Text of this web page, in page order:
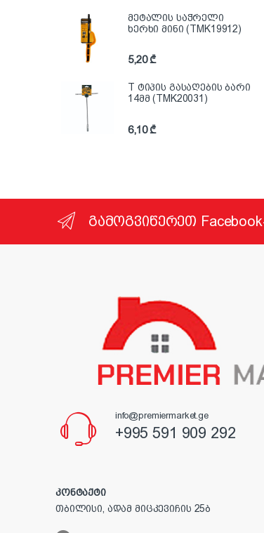
მეტალის საჭრელი
ხერხი მინი (TMK19912)
5,20₾
T ტიპის გასაღების ბარი
14მმ (TMK20031)
6,10₾
გამოგვიწერეთ
info@premiermarket.ge
+995 591 909 292
კონტაქტი
თბილისი, ადამ მიცკევიჩის 25ბ